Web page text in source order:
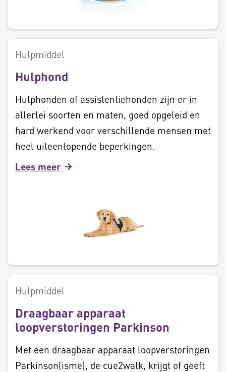
Hulpmiddel
Hulphond
Hulphonden of assistentiehonden zijn er in
allerlei soorten en maten, goed opgeleid en
hard werkend voor verschillende mensen met
heel uiteenlopende beperkingen.
Lees meer
Hulpmiddel
Draagbaar apparaat
loopverstoringen Parkinson
Met een draagbaar apparaat loopverstoringen
Parkinson(isme), de cue2walk, krijgt of geeft